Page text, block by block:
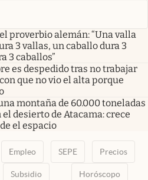
proverbio alemán: “Una valla
3 vallas, un caballo dura 3
3 caballos”
es despedido tras no trabajar
que no vio el alta porque
montaña de 60.000 toneladas
desierto de Atacama: crece
el espacio
Empleo SEPE Precios
Subsidio Horóscopo